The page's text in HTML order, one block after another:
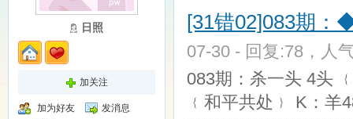
日照
加关注
加为好友
发消息
[31错02]083期
07-30 - 回复:78，人
083期：杀一头 4头
﹛和平共处﹜ K：羊